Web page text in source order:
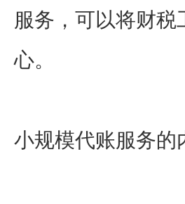
服务，可以将财
心。
小规模代账服务的